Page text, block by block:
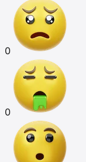
0
0